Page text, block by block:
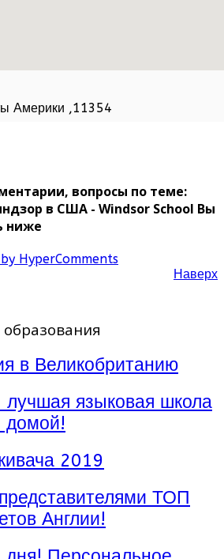
Америки ,11354
вопросы по теме:
в США - Windsor School Вы
ниже
HyperComments
Наверх
в Великобританию
лучшая языковая школа
домой!
2019
ТОП
Англии!